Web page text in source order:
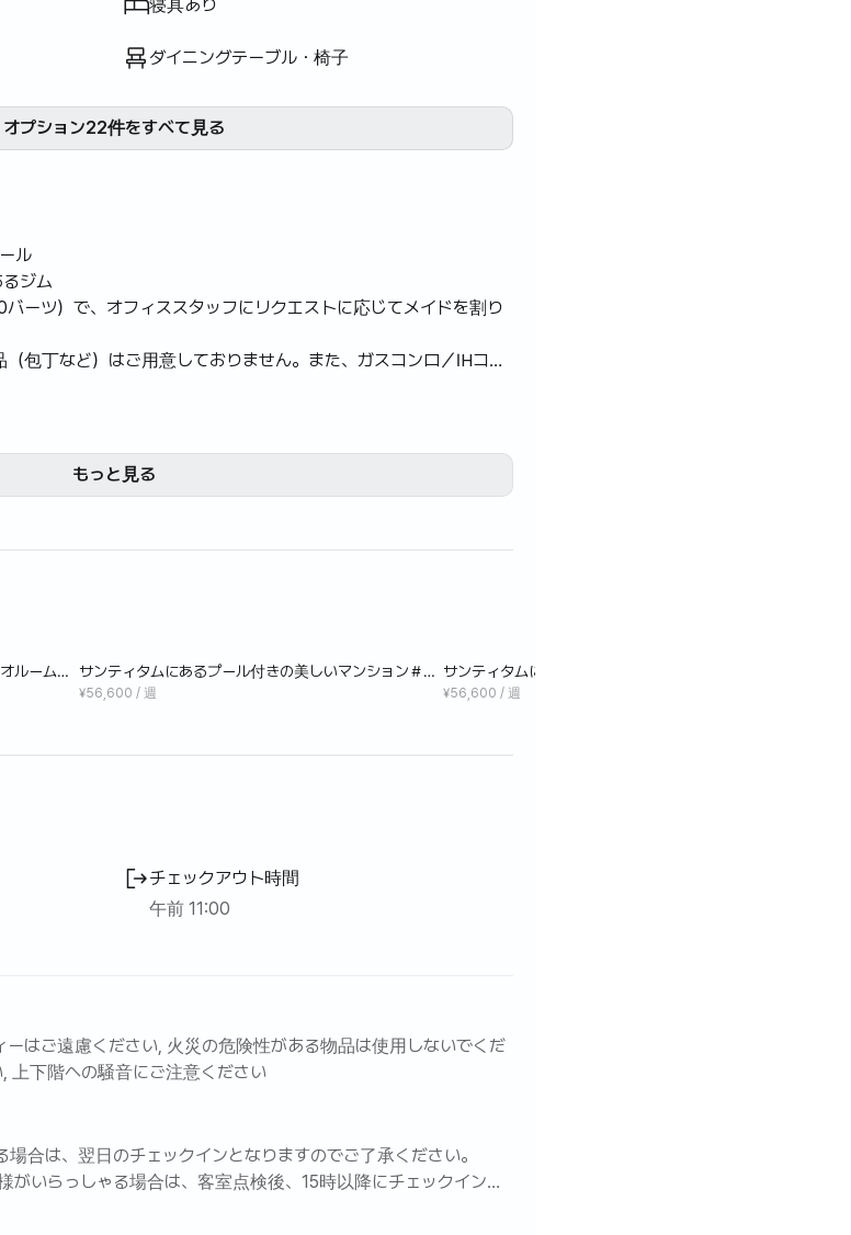
寝具あり
ダイニングテーブル・椅子
オプション22件をすべて見る
ル
ジム
ーツ）で、オフィススタッフにリクエストに応じてメイドを割り
包丁など）はご用意しておりません。また、ガスコンロ／IHコン
れた部屋に応じて、電磁調理器または電気ポットのいずれかが備
人に最も人気のあるコンドミニアムの一つで、美しいプールとジム
もっと見る
ルーム＃
サンティタムにあるプール付きの美しいマンション＃ス
タジオルームD
¥56,600 / 週
サンティタムにあるコンドミニアム＃スタジオルーム＃
ウィークリー
¥56,600 / 週
チェックアウト時間
午前 11:00
ーはご遠慮ください, 火災の危険性がある物品は使用しないでくだ
上下階への騒音にご注意ください
合は、翌日のチェックインとなりますのでご了承ください。
いらっしゃる場合は、客室点検後、15時以降にチェックインが